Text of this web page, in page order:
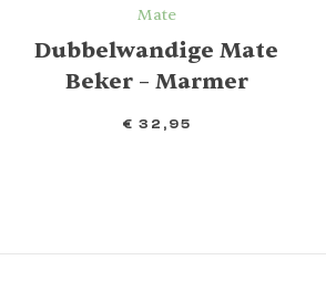
Mate
Dubbelwandige Mate
Beker – Marmer
€ 32,95